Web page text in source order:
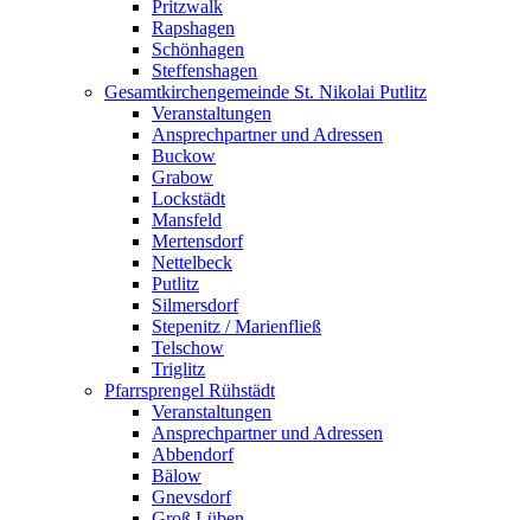
Pritzwalk
Rapshagen
Schönhagen
Steffenshagen
Gesamtkirchengemeinde St. Nikolai Putlitz
Veranstaltungen
Ansprechpartner und Adressen
Buckow
Grabow
Lockstädt
Mansfeld
Mertensdorf
Nettelbeck
Putlitz
Silmersdorf
Stepenitz / Marienfließ
Telschow
Triglitz
Pfarrsprengel Rühstädt
Veranstaltungen
Ansprechpartner und Adressen
Abbendorf
Bälow
Gnevsdorf